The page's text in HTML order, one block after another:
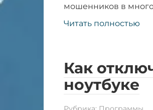
мошенников в
Читать полностью
Как
ноутбуке